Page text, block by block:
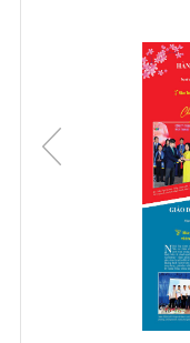
Nhậnbáo
Chung cư
Dự án Nam